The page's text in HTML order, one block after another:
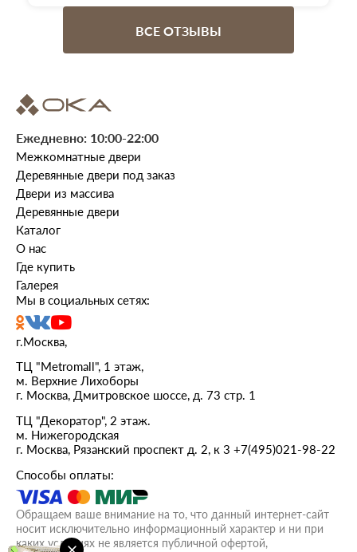
ВСЕ ОТЗЫВЫ
Ежедневно: 10:00-22:00
г.Москва,
ТЦ "Metromall", 1 этаж,
м. Верхние Лихоборы
г. Москва, Дмитровское шоссе, д. 73 стр. 1
ТЦ "Декоратор", 2 этаж.
м. Нижегородская
г. Москва, Рязанский проспект д. 2, к 3 +7(495)021-98-22
Способы оплаты:
Межкомнатные двери
Деревянные двери под заказ
Двери из массива
Деревянные двери
Каталог
О нас
Где купить
Галерея
Мы в социальных сетях:
Обращаем ваше внимание на то, что данный интернет-сайт
носит исключительно информационный характер и ни при
каких условиях не является публичной офертой,